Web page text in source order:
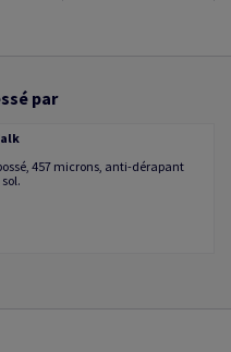
par
457 microns, anti-dérapant